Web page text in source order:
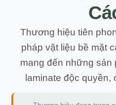
Thương hiệu tiên
pháp vật liệu bề mặt
mang đến những sản
laminate độc